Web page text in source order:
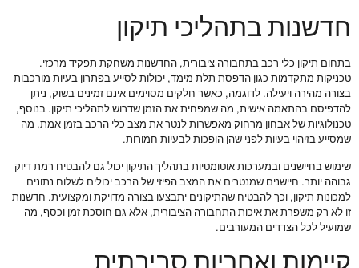
חדשנות בתהליכי תיקון
בתחום תיקון כלי רכב בתחבורה ציבורית, החדשנות משחקת תפקיד מרכזי.
טכניקות מתקדמות כגון הדפסת תלת מימד, יכולות לסייע בפתרון בעיות מורכבות
בצורה מהירה ויעילה. לדוגמה, כאשר חלקים מסוימים אינם זמינים בשוק, ניתן
להדפיסם בהתאמה אישית, מה שמפחית את הזמן שדרוש לתהליכי תיקון. בנוסף,
טכנולוגיות של אבחון מרחוק מאפשרות לנטר את מצב כלי הרכב בזמן אמת, מה
שמסייע בזיהוי בעיות לפני שהן הופכות לבעיות חמורות.
שימוש בחיישנים ובמערכות אוטומטיות בתהליך התיקון יכול גם להבטיח רמת דיוק
גבוהה יותר. חיישנים שמנטרים את המצב הפיזי של הרכב יכולים לשלוח נתונים
למכונות תיקון, וכך להבטיח שהתיקונים יתבצעו בצורה מדויקת ומקצועית. חדשנות
זו לא רק משפרת את איכות התחבורה הציבורית, אלא גם חוסכת זמן וכסף, מה
שמועיל לכל הצדדים המעורבים.
קיימות ואחריות סביבתית